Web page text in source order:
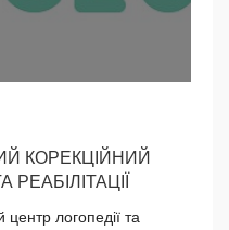
КОРЕКЦІЙНИЙ
логопедії та